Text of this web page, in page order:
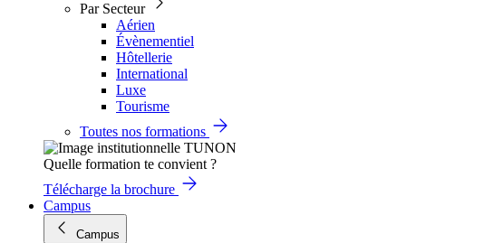
Par Secteur
Aérien
Évènementiel
Hôtellerie
International
Luxe
Tourisme
Toutes nos formations
Quelle formation te convient ?
Télécharge la brochure
Campus
Campus